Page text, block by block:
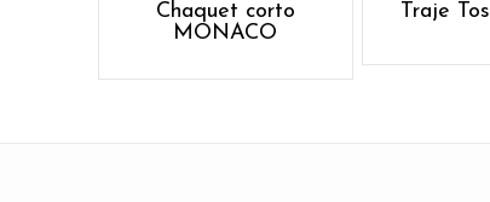
Chaquet corto
MONACO
Traje